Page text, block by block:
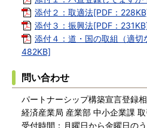
添付２：取適法[PDF：
添付３：振興法[PDF：
添付４：道・国の取組（適切
482KB]
問い合わせ
パートナーシップ構築宣言登録
経済産業局 産業部 中小企業課 取
受付時間：月曜日から金曜日の